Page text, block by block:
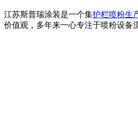
江苏斯普瑞涂装是一个集护栏喷粉生
价值观，多年来一心专注于喷粉设备